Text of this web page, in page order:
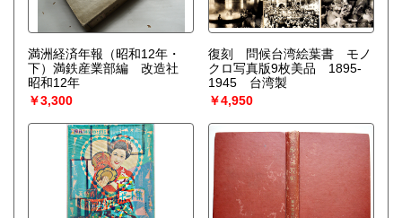
満洲経済年報（昭和12年・
下）満鉄産業部編 改造社
昭和12年
￥3,300
復刻 問候台湾絵葉書 モノ
クロ写真版9枚美品 1895-
1945 台湾製
￥4,950